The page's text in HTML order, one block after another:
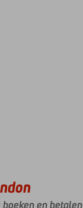
indruk
en betalen